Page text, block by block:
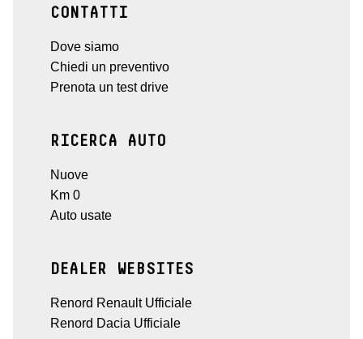
CONTATTI
Dove siamo
Chiedi un preventivo
Prenota un test drive
RICERCA AUTO
Nuove
Km 0
Auto usate
DEALER WEBSITES
Renord Renault Ufficiale
Renord Dacia Ufficiale